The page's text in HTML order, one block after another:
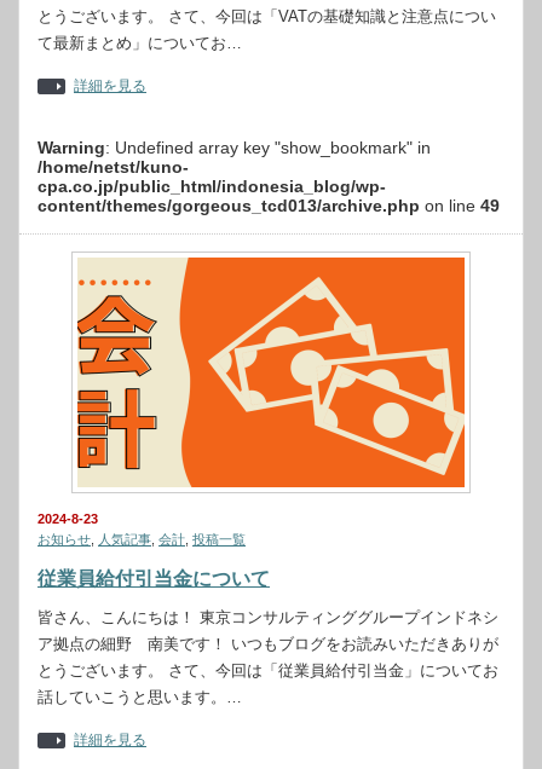
とうございます。 さて、今回は「VATの基礎知識と注意点につい
て最新まとめ」についてお…
詳細を見る
Warning: Undefined array key "show_bookmark" in
/home/netst/kuno-
cpa.co.jp/public_html/indonesia_blog/wp-
content/themes/gorgeous_tcd013/archive.php on line 49
2024-8-23
お知らせ
人気記事 会計 投稿一覧
従業員給付引当金について
皆さん、こんにちは！ 東京コンサルティンググループインドネシ
ア拠点の細野 南美です！ いつもブログをお読みいただきありが
とうございます。 さて、今回は「従業員給付引当金」についてお
話していこうと思います。…
詳細を見る